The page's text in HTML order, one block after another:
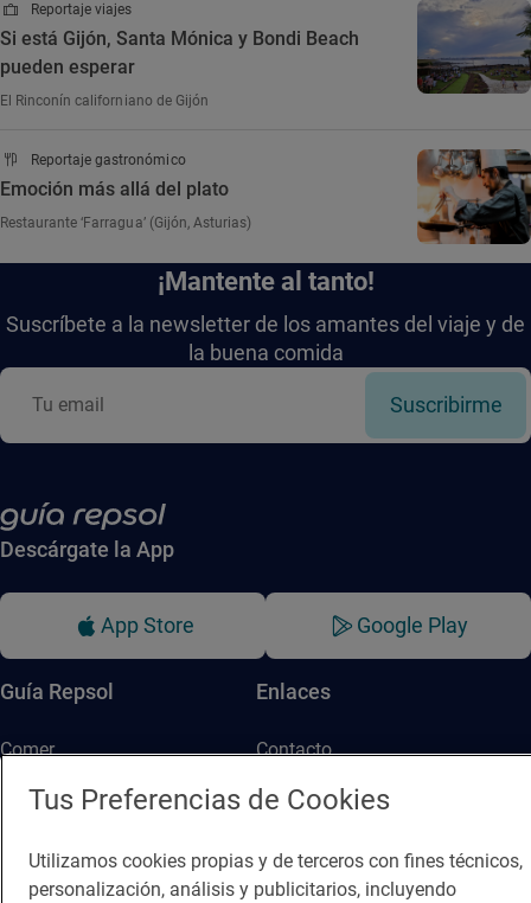
Reportaje viajes
Si está Gijón, Santa Mónica y Bondi Beach
pueden esperar
El Rinconín californiano de Gijón
Reportaje gastronómico
Emoción más allá del plato
Restaurante ‘Farragua’ (Gijón, Asturias)
¡Mantente al tanto!
Suscríbete a la newsletter de los amantes del viaje y de
la buena comida
Suscribirme
Descárgate la App
App Store Google Play
Guía Repsol
Comer
Viajar
Enlaces
Contacto
Sala de prensa
Tus Preferencias de Cookies
Utilizamos cookies propias y de terceros con fines técnicos,
personalización, análisis y publicitarios, incluyendo